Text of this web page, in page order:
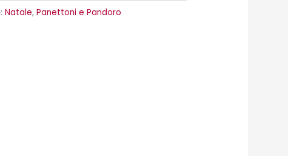
Natale,Panettoni e Pandoro